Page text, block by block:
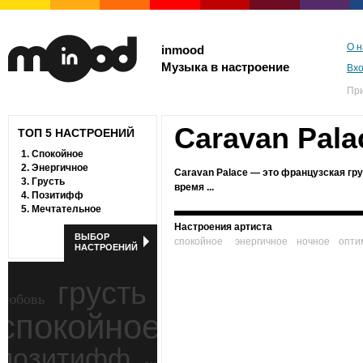
inmood
Музыка в настроение
О
ТОП 5 НАСТРОЕНИЙ
1. Спокойное
2. Энергичное
3. Грусть
4. Позитифф
5. Мечтательное
ВЫБОР
НАСТРОЕНИЙ
грусть
Caravan
Caravan Palace — это французская
время ...
Настроения артиста
спокойное
энергичное ночное